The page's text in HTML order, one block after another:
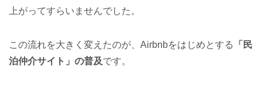
上がってすらいませんでした。
この流れを大きく変えたのが、Airbnbをはじめとする
「民
泊仲介サイト」の普及です。